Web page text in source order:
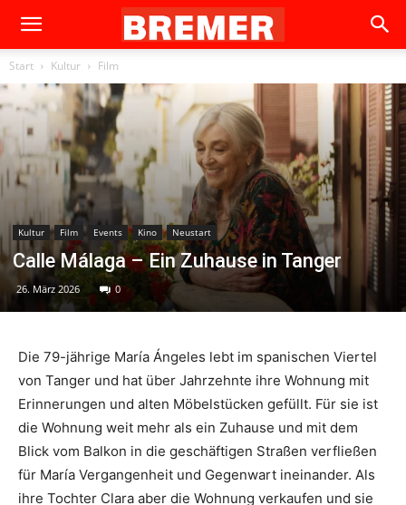
Start Kultur Film
Kultur Film Events Kino Neustart
Calle Málaga – Ein Zuhause in Tanger
26. März 2026 0
Die 79-jährige María Ángeles lebt im spanischen Viertel
von Tanger und hat über Jahrzehnte ihre Wohnung mit
Erinnerungen und alten Möbelstücken gefüllt. Für sie ist
die Wohnung weit mehr als ein Zuhause und mit dem
Blick vom Balkon in die geschäftigen Straßen verfließen
für María Vergangenheit und Gegenwart ineinander. Als
ihre Tochter Clara aber die Wohnung verkaufen und sie